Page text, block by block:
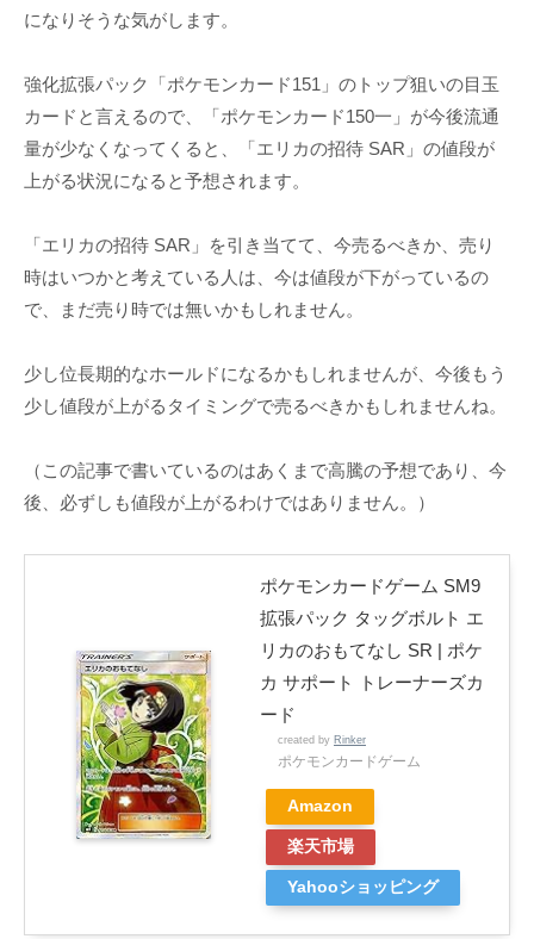
になりそうな気がします。
強化拡張パック「ポケモンカード151」のトップ狙いの目玉
カードと言えるので、「ポケモンカード150一」が今後流通
量が少なくなってくると、「エリカの招待 SAR」の値段が
上がる状況になると予想されます。
「エリカの招待 SAR」を引き当てて、今売るべきか、売り
時はいつかと考えている人は、今は値段が下がっているの
で、まだ売り時では無いかもしれません。
少し位長期的なホールドになるかもしれませんが、今後もう
少し値段が上がるタイミングで売るべきかもしれませんね。
（この記事で書いているのはあくまで高騰の予想であり、今
後、必ずしも値段が上がるわけではありません。）
ポケモンカードゲーム SM9
拡張パック タッグボルト エ
リカのおもてなし SR | ポケ
カ サポート トレーナーズカ
ード
created by Rinker
ポケモンカードゲーム
Amazon
楽天市場
Yahooショッピング